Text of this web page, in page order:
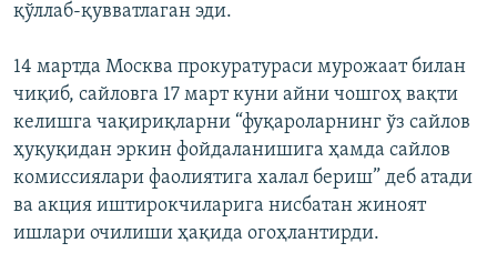
қўллаб-қувватлаган эди.
14 мартда Москва прокуратураси мурожаат билан
чиқиб, сайловга 17 март куни айни чошгоҳ вақти
келишга чақириқларни “фуқароларнинг ўз сайлов
ҳуқуқидан эркин фойдаланишига ҳамда сайлов
комиссиялари фаолиятига халал бериш” деб атади
ва акция иштирокчиларига нисбатан жиноят
ишлари очилиши ҳақида огоҳлантирди.